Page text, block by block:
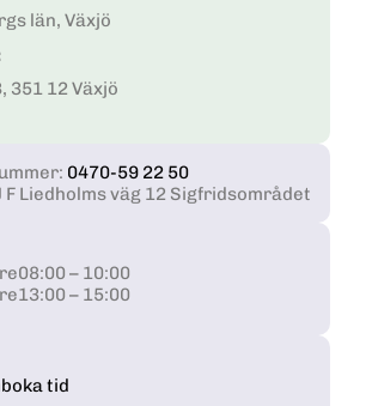
län, Växjö
351 12 Växjö
0470-59 22 50
F Liedholms väg 12 Sigfridsområdet
08:00 – 10:00
13:00 – 15:00
tid